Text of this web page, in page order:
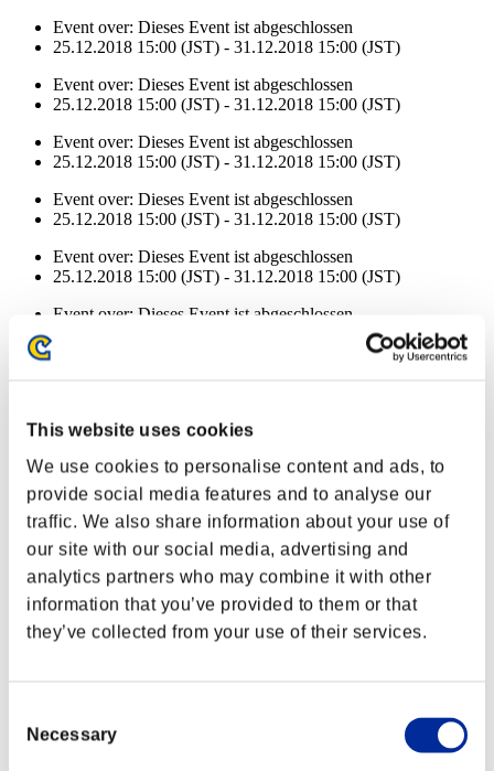
This website uses cookies
We use cookies to personalise content and ads, to
provide social media features and to analyse our
traffic. We also share information about your use of
our site with our social media, advertising and
analytics partners who may combine it with other
information that you’ve provided to them or that
they’ve collected from your use of their services.
Selection
Necessary
Event over: Dieses Event ist abgeschlossen
25.12.2018 15:00 (JST) - 31.12.2018 15:00 (JST)
Event over: Dieses Event ist abgeschlossen
25.12.2018 15:00 (JST) - 31.12.2018 15:00 (JST)
Event over: Dieses Event ist abgeschlossen
25.12.2018 15:00 (JST) - 31.12.2018 15:00 (JST)
Event over: Dieses Event ist abgeschlossen
25.12.2018 15:00 (JST) - 31.12.2018 15:00 (JST)
Event over: Dieses Event ist abgeschlossen
25.12.2018 15:00 (JST) - 31.12.2018 15:00 (JST)
Event over: Dieses Event ist abgeschlossen
25.12.2018 15:00 (JST) - 31.12.2018 15:00 (JST)
Event-Belohnungen
Nach Leistung
Charakter-Stufe: 100 oder weniger
Aufgeladener Schuss A
Charakter-Stufe: 80 oder weniger
Anti-Rückstoß
Lv.3
Charakter-Stufe: 60 oder weniger